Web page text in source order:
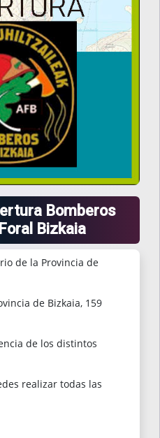
Bomberos
Bizkaia
de la Provincia de
de Bizkaia, 159
de los distintos
realizar todas las